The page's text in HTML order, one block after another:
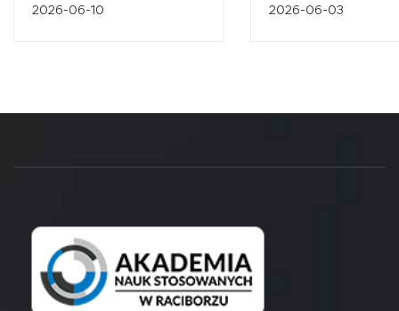
doświadczeń
2026-06-10 2026-06-03